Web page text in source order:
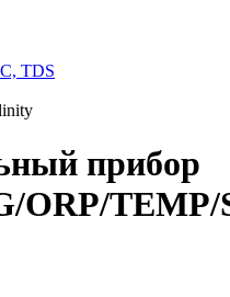
TDS
прибор
ORP/